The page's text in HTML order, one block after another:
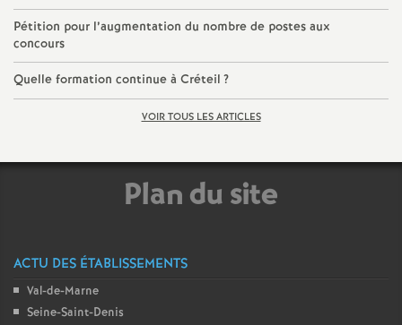
e
S
e
c
Pétition pour l’augmentation du nombre de postes aux
concours
Quelle formation continue à Créteil ?
VOIR TOUS LES ARTICLES
Plan du site
ACTU DES ÉTABLISSEMENTS
Val-de-Marne
Seine-Saint-Denis